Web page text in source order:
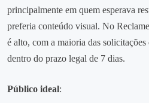
principalmente em quem esperava
preferia conteúdo visual. No
é alto, com a maioria das
dentro do prazo legal de 7 dias.
Público ideal: